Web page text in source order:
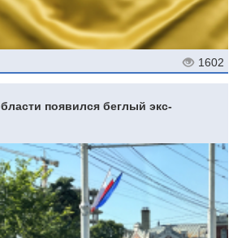
1602
появился беглый экс-